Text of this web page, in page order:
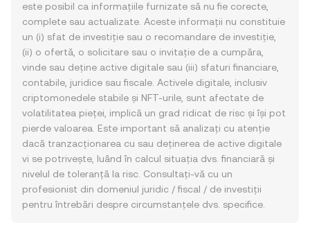
este posibil ca informațiile furnizate să nu fie corecte,
complete sau actualizate. Aceste informații nu constituie
un (i) sfat de investiție sau o recomandare de investiție,
(ii) o ofertă, o solicitare sau o invitație de a cumpăra,
vinde sau deține active digitale sau (iii) sfaturi financiare,
contabile, juridice sau fiscale. Activele digitale, inclusiv
criptomonedele stabile și NFT-urile, sunt afectate de
volatilitatea pieței, implică un grad ridicat de risc și își pot
pierde valoarea. Este important să analizați cu atenție
dacă tranzacționarea cu sau deținerea de active digitale
vi se potrivește, luând în calcul situația dvs. financiară și
nivelul de toleranță la risc. Consultați-vă cu un
profesionist din domeniul juridic / fiscal / de investiții
pentru întrebări despre circumstanțele dvs. specifice.